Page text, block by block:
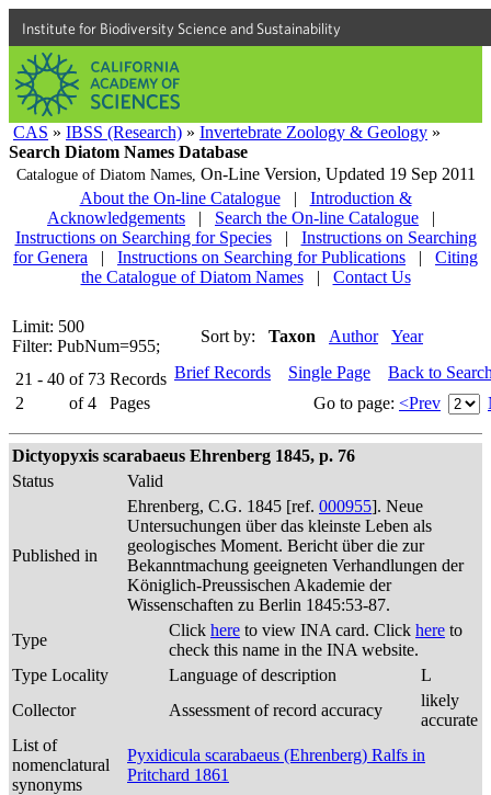
Institute for Biodiversity Science and Sustainability
CAS » IBSS (Research) » Invertebrate Zoology & Geology »
Search Diatom Names Database
Catalogue of Diatom Names, On-Line Version, Updated 19 Sep 2011
About the On-line Catalogue
|
Introduction &
Acknowledgements
| Search the On-line Catalogue
|
Instructions on Searching for Species
|
Instructions on Searching
for Genera
| Instructions on Searching for Publications |
Citing
the Catalogue of Diatom Names
| Contact Us
Limit: 500
Filter: PubNum=955;
Sort by: Taxon Author Year
21 - 40 of 73 Records
2
of 4 Pages
Brief Records Single Page
Back to
Go to page: <Prev
Dictyopyxis scarabaeus Ehrenberg 1845, p. 76
Status
Valid
Published in
Ehrenberg, C.G. 1845 [ref. 000955]. Neue
Untersuchungen über das kleinste Leben als
geologisches Moment. Bericht über die zur
Bekanntmachung geeigneten Verhandlungen der
Königlich-Preussischen Akademie der
Wissenschaften zu Berlin 1845:53-87.
Type
Click here to view INA card. Click here to
check this name in the INA website.
Type Locality
Language of description
L
Collector
Assessment of record accuracy
likely
accurate
List of
nomenclatural
synonyms
Pyxidicula scarabaeus (Ehrenberg) Ralfs in
Pritchard 1861